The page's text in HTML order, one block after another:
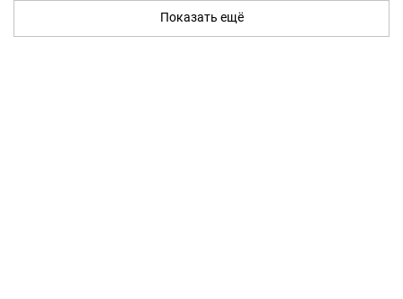
Показать ещё